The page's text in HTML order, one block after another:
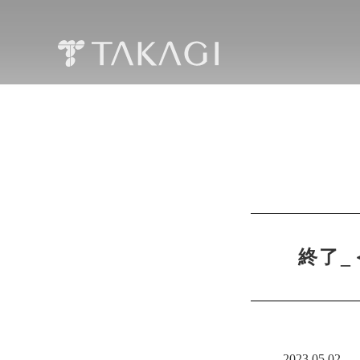
終了_